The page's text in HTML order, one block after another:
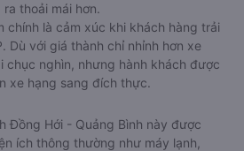
thoải mái hơn.
chính là cảm xúc khi khách hàng trải
Dù với giá thành chỉ nhỉnh hơn xe
chục nghìn, nhưng hành khách được
xe hạng sang đích thực.
Đồng Hới - Quảng Bình này được
ích thông thường như máy lạnh,